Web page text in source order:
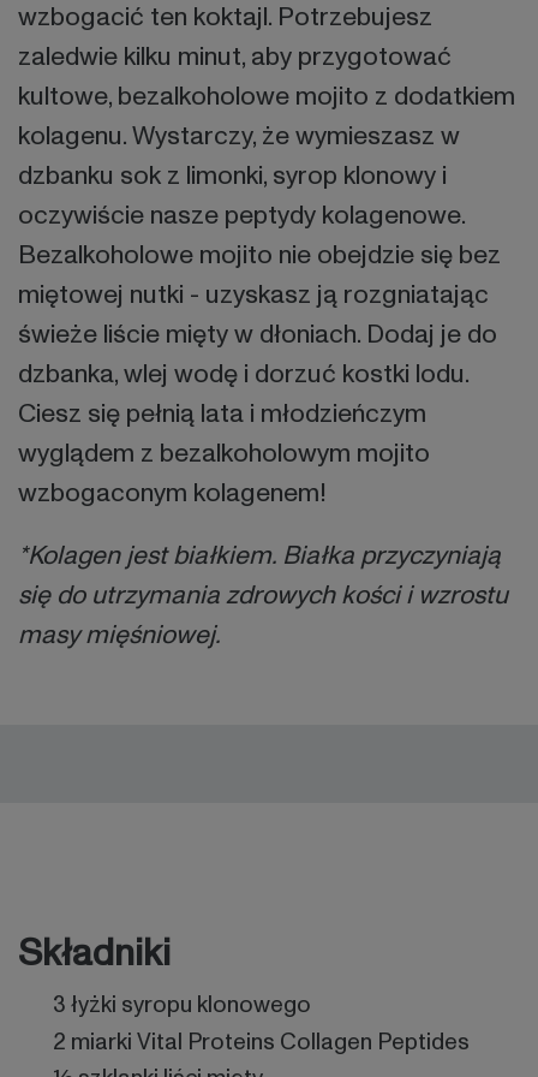
wzbogacić ten koktajl. Potrzebujesz
zaledwie kilku minut, aby przygotować
kultowe, bezalkoholowe mojito z dodatkiem
kolagenu. Wystarczy, że wymieszasz w
dzbanku sok z limonki, syrop klonowy i
oczywiście nasze peptydy kolagenowe.
Bezalkoholowe mojito nie obejdzie się bez
miętowej nutki - uzyskasz ją rozgniatając
świeże liście mięty w dłoniach. Dodaj je do
dzbanka, wlej wodę i dorzuć kostki lodu.
Ciesz się pełnią lata i młodzieńczym
wyglądem z bezalkoholowym mojito
wzbogaconym kolagenem!
*Kolagen jest białkiem. Białka przyczyniają
się do utrzymania zdrowych kości i wzrostu
masy mięśniowej.
Składniki
3 łyżki syropu klonowego
2 miarki Vital Proteins Collagen Peptides